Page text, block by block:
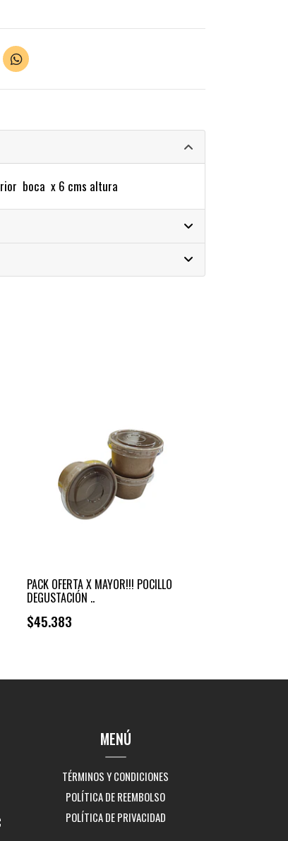
boca x 6 cms altura
PACK OFERTA X MAYOR!!! POCILLO
DEGUSTACIÓN ..
$45.383
MENÚ
TÉRMINOS Y CONDICIONES
POLÍTICA DE REEMBOLSO
POLÍTICA DE PRIVACIDAD